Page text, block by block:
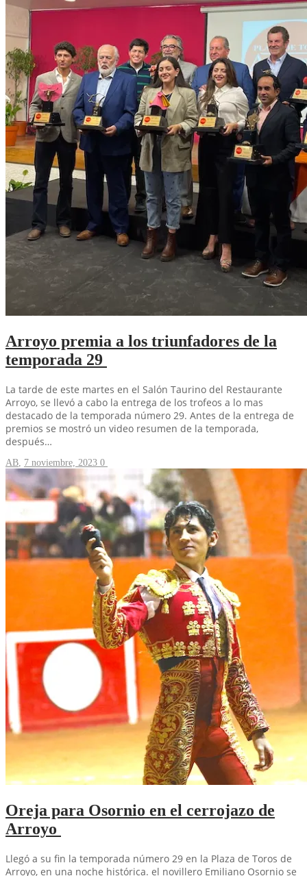
Arroyo premia a los triunfadores de la
temporada 29
La tarde de este martes en el Salón Taurino del Restaurante
Arroyo, se llevó a cabo la entrega de los trofeos a lo mas
destacado de la temporada número 29. Antes de la entrega de
premios se mostró un video resumen de la temporada,
después…
AB, 7 noviembre, 2023 0
Oreja para Osornio en el cerrojazo de
Arroyo
Llegó a su fin la temporada número 29 en la Plaza de Toros de
Arroyo, en una noche histórica. el novillero Emiliano Osornio se